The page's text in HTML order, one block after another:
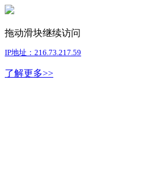
拖动滑块继续访问
IP地址：216.73.217.59
了解更多>>